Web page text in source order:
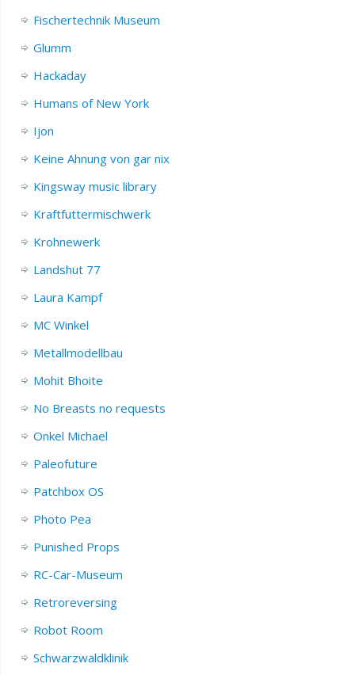
Fischertechnik Museum
Glumm
Hackaday
Humans of New York
Ijon
Keine Ahnung von gar nix
Kingsway music library
Kraftfuttermischwerk
Krohnewerk
Landshut 77
Laura Kampf
MC Winkel
Metallmodellbau
Mohit Bhoite
No Breasts no requests
Onkel Michael
Paleofuture
Patchbox OS
Photo Pea
Punished Props
RC-Car-Museum
Retroreversing
Robot Room
Schwarzwaldklinik